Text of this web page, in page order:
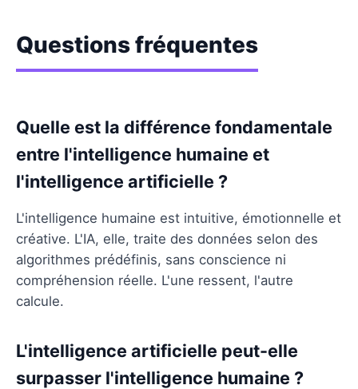
Questions fréquentes
Quelle est la différence fondamentale
entre l'intelligence humaine et
l'intelligence artificielle ?
L'intelligence humaine est intuitive, émotionnelle et
créative. L'IA, elle, traite des données selon des
algorithmes prédéfinis, sans conscience ni
compréhension réelle. L'une ressent, l'autre
calcule.
L'intelligence artificielle peut-elle
surpasser l'intelligence humaine ?